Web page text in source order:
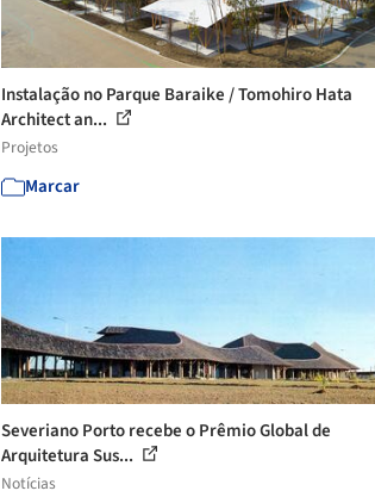
Instalação no Parque Baraike / Tomohiro Hata
Architect an...
Projetos
Marcar
Severiano Porto recebe o Prêmio Global de
Arquitetura Sus...
Notícias